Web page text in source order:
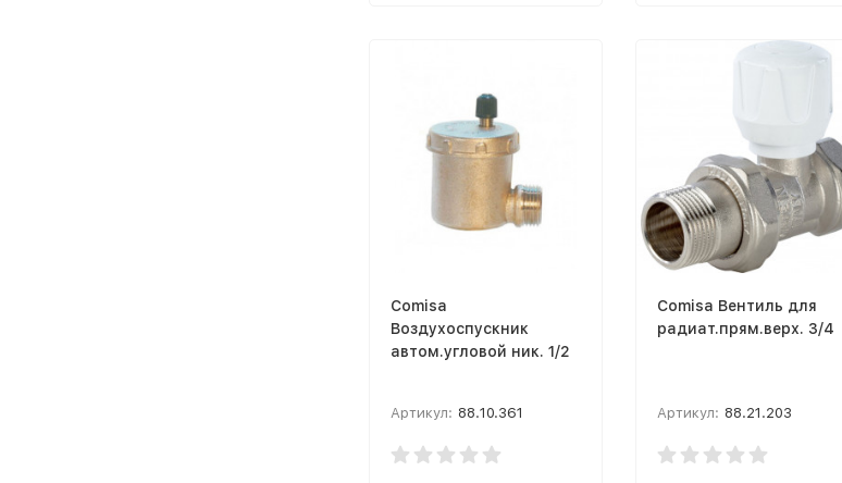
Comisa
Воздухоспускник
автом.угловой ник. 1/2
Артикул: 88.10.361
Comisa Вентиль для
радиат.прям.верх. 3/4
Артикул: 88.21.203